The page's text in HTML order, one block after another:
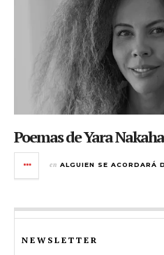
Poemas de Yara
en ALGUIEN SE ACORDARÁ
NEWSLETTER